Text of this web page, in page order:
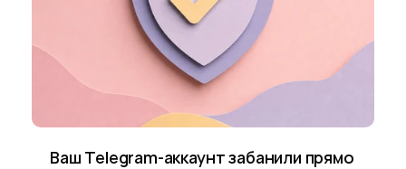
Ваш Telegram-аккаунт забанили прямо